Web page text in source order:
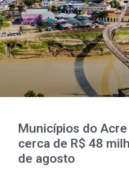
Municípios do
cerca de R$ 48
de agosto